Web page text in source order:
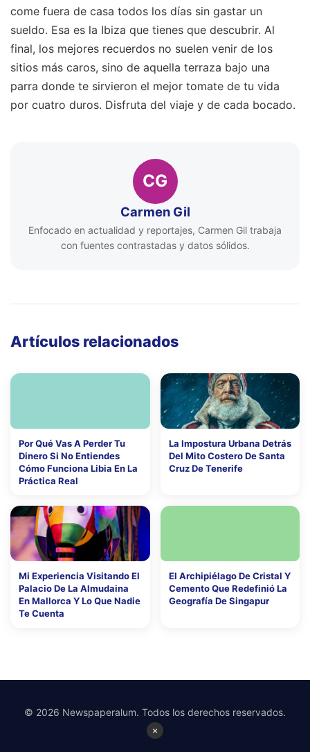
come fuera de casa todos los días sin gastar un
sueldo. Esa es la Ibiza que tienes que descubrir. Al
final, los mejores recuerdos no suelen venir de los
sitios más caros, sino de aquella terraza bajo una
parra donde te sirvieron el mejor tomate de tu vida
por cuatro duros. Disfruta del viaje y de cada bocado.
CG
Carmen Gil
Enfocado en actualidad y reportajes, Carmen Gil trabaja
con fuentes contrastadas y datos sólidos.
Artículos relacionados
Por Qué Vas A Perder Tu
Dinero Si No Entiendes
Cómo Funciona Libia En La
Práctica Real
La Impostura Urbana Detrás
Del Mito Costero De Santa
Cruz De Tenerife
Mi Experiencia Visitando El
Palacio De La Almudaina
En Mallorca Y Lo Que Nadie
Te Cuenta
El Archipiélago De Cristal Y
Cemento Que Redefinió La
Geografía De Singapur
×
© 2026 Newspaperalum. Todos los derechos reservados.